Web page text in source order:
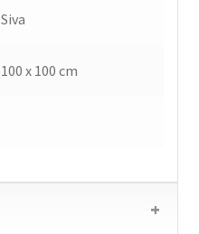
Siva
100 x 100 cm